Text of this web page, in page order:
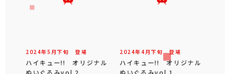
2024年5 月下旬 登場
ハイキュー!! オリジナル
2024年4 月下旬登場
ハイキュー!! オリジナル